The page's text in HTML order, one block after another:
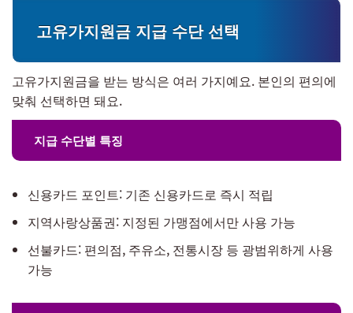
고유가지원금 지급 수단 선택
고유가지원금을 받는 방식은 여러 가지예요. 본인의 편의에
맞춰 선택하면 돼요.
지급 수단별 특징
신용카드 포인트: 기존 신용카드로 즉시 적립
지역사랑상품권: 지정된 가맹점에서만 사용 가능
선불카드: 편의점, 주유소, 전통시장 등 광범위하게 사용
가능